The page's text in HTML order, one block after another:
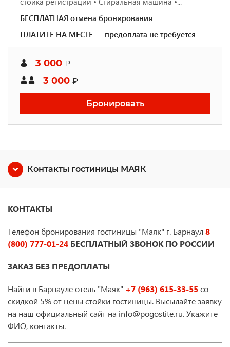
БЕСПЛАТНАЯ отмена бронирования
ПЛАТИТЕ НА МЕСТЕ — предоплата не требуется
3 000 ₽
3 000 ₽
Бронировать
Контакты гостиницы МАЯК
КОНТАКТЫ
Телефон бронирования гостиницы "Маяк" г. Барнаул8
(800) 777-01-24 БЕСПЛАТНЫЙ ЗВОНОК ПО РОССИИ
ЗАКАЗ БЕЗ ПРЕДОПЛАТЫ
Найти в Барнауле отель "Маяк" +7 (963) 615-33-55со
скидкой 5% от цены стойки гостиницы. Высылайте заявку
на наш официальный сайт на info@pogostite.ru. Укажите
ФИО, контакты.